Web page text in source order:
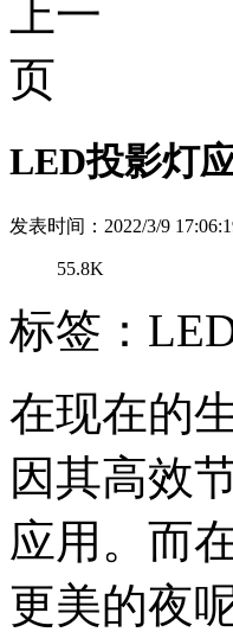
LED投影灯
发表时间：2022/3/9
55.8K
标签：
在现在的
因其高效
应用。而
更美的夜